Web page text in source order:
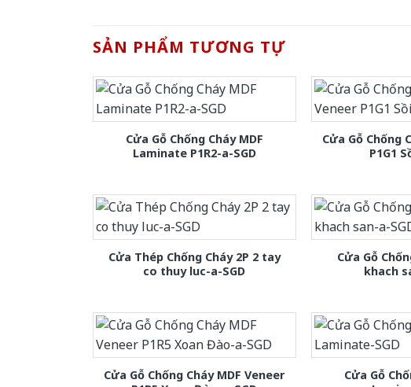
SẢN PHẨM TƯƠNG TỰ
Cửa Gỗ Chống Cháy MDF
Laminate P1R2-a-SGD
Cửa Gỗ Chống
P1G1
Cửa Thép Chống Cháy 2P 2 tay
co thuy luc-a-SGD
Cửa Gỗ
khach
Cửa Gỗ Chống Cháy MDF Veneer
Cửa Gỗ